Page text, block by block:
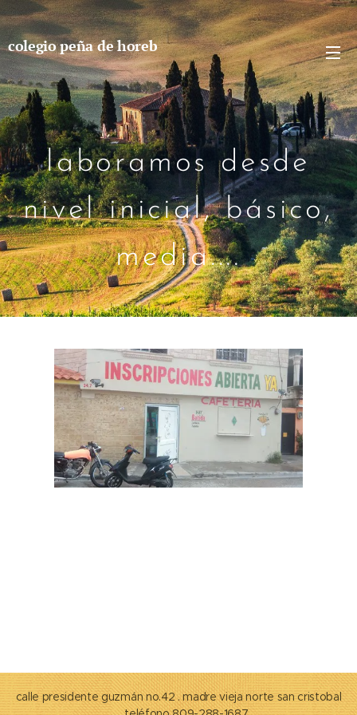
colegio peña de horeb
laboramos desde
nivel inicial, básico,
media....
calle presidente guzmán no.42 . madre vieja norte san cristobal